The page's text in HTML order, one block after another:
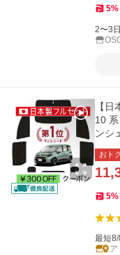
5%
2〜3
【
10
ンシ
おトク
5%
最短
ア